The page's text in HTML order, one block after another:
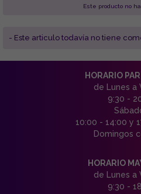
Este producto no
- Este articulo todavía no tiene
HORARIO
de Lunes a
9:30 -
10:00 - 14:00 y
Domingos
HORARIO
de Lunes a
9:30 -